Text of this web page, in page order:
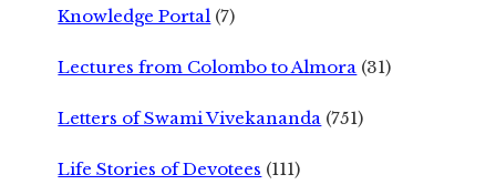
Knowledge Portal (7)
Lectures from Colombo to Almora (31)
Letters of Swami Vivekananda (751)
Life Stories of Devotees (111)